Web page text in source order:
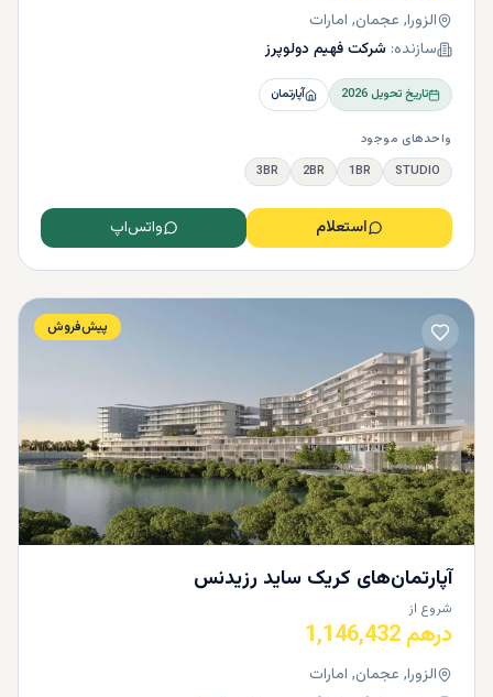
الزورا, عجمان, امارات
سازنده: شرکت فهیم دولوپرز
تاریخ تحویل2026 آپارتمان
واحدهای موجود
STUDIO
1BR
2BR
3BR
استعلام واتس‌اپ
پیش‌فروش
آپارتمان‌های کریک ساید رزیدنس
شروع از
درهم 1,146,432
الزورا, عجمان, امارات